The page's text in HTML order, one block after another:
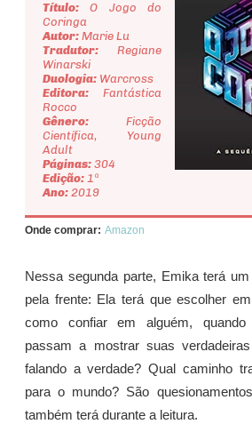
Título:O Jogo do
Coringa
Autor:Marie Lu
Tradutor:Regiane
Winarski
Duologia:Warcross
Editora:Fantástica
Rocco
Gênero:Ficção
Científica, Young
Adult
Páginas:304
Edição:1ª
Ano:2019
Onde comprar: Amazon
Nessa segunda parte, Emika terá
pela frente: Ela terá que escolher
como confiar em alguém,
passam a mostrar suas
falando a verdade? Qual caminho
para o mundo? São
também terá durante a leitura.